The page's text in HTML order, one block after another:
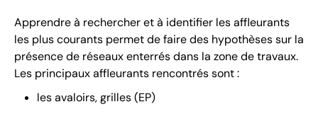
Apprendre à rechercher et à identifier les affleurants
les plus courants permet de faire des hypothèses sur la
présence de réseaux enterrés dans la zone de travaux.
Les principaux affleurants rencontrés sont :
les avaloirs, grilles (EP)